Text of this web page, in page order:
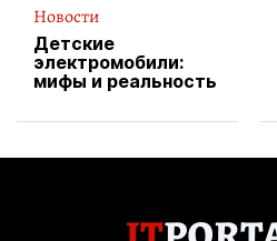
Новости
Детские
электромобили:
мифы и реальность